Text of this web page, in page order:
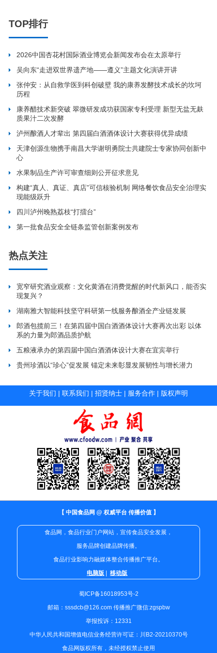
TOP排行
2026中国杏花村国际酒业博览会新闻发布会在太原举行
吴向东“走进双世界遗产地——遵义”主题文化演讲开讲
张仲安：从自救学医到科创破壁 我的康养发酵技术成长的坎坷
历程
康养醋技术新突破 翠微研发成功获国家专利受理 新型无盐无麸
质果汁二次发酵
泸州酿酒人才辈出 第四届白酒酒体设计大赛获得优异成绩
天津创源生物携手南昌大学谢明勇院士共建院士专家协同创新中
心
水果制品生产许可审查细则公开征求意见
构建“真人、真证、真店”可信核验机制 网络餐饮食品安全治理实
现能级跃升
四川泸州晚熟荔枝“打擂台”
第一批食品安全全链条监管创新案例发布
热点关注
宽窄研究酒业观察：文化黄酒在消费觉醒的时代新风口，能否实
现复兴？
湖南雅大智能科技坚守科研第一线服务酿酒全产业链发展
郎酒包揽前三！在第四届中国白酒酒体设计大赛再次出彩 以体
系的力量为郎酒品质护航
五粮液承办的第四届中国白酒酒体设计大赛在宜宾举行
贵州珍酒以“珍心”促发展 锚定未来彰显发展韧性与增长潜力
关于我们 | 联系我们 | 招贤纳士 | 服务合作 | 版权声明
【 中国食品网 @ 权威平台 传播价值 】
食品网，食品行业门户网站，宣传食品安全发展，
服务品牌创建品牌传播。
食品行业影响力融媒体整合传播推广平台。
电脑版 | 移动版
蜀ICP备16018953号-2
邮箱：sssdcb@126.com 传播推广微信:zgspbw
举报投诉：12331
中华人民共和国增值电信业务经营许可证：川B2-20210370号
食品网版权所有，未经授权禁止使用